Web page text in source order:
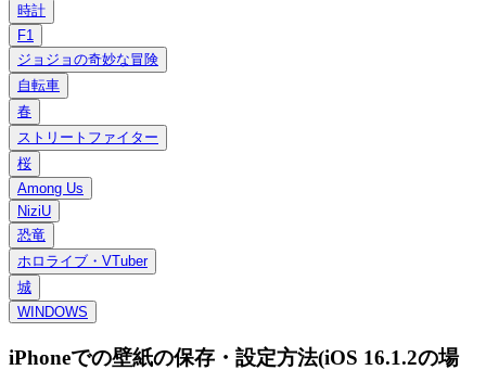
時計
F1
ジョジョの奇妙な冒険
自転車
春
ストリートファイター
桜
Among Us
NiziU
恐竜
ホロライブ・VTuber
城
WINDOWS
iPhoneでの壁紙の保存・設定方法(iOS 16.1.2の場